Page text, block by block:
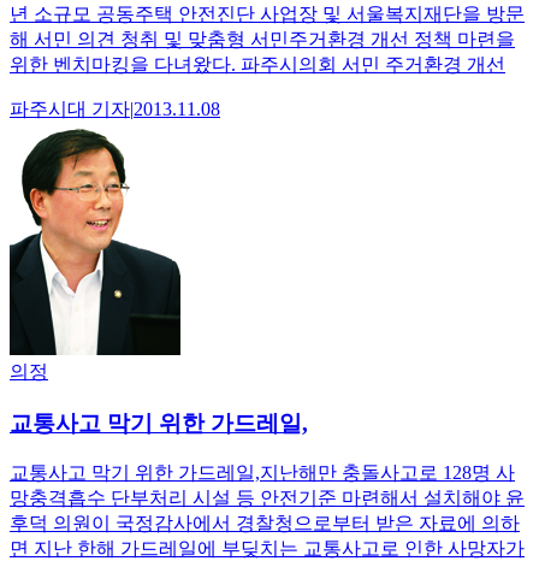
년 소규모 공동주택 안전진단 사업장 및 서울복지재단을 방문
해 서민 의견 청취 및 맞춤형 서민주거환경 개선 정책 마련을
위한 벤치마킹을 다녀왔다. 파주시의회 서민 주거환경 개선
파주시대 기자|2013.11.08
의정
교통사고 막기 위한 가드레일,
교통사고 막기 위한 가드레일,지난해만 충돌사고로 128명 사
망충격흡수 단부처리 시설 등 안전기준 마련해서 설치해야 윤
후덕 의원이 국정감사에서 경찰청으로부터 받은 자료에 의하
면 지난 한해 가드레일에 부딪치는 교통사고로 인한 사망자가